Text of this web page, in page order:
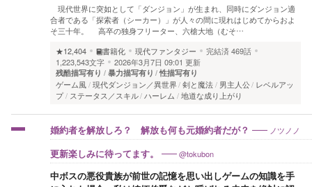
現代世界に突如として「ダンジョン」が生まれ、同時にダンジョン適
合者である「探索者（シーカー）」が人々の間に現れはじめてからおよ
そ三十年。 高卒の独身フリーター、六槍大地（むそ…
★12,404
書籍化 現代ファンタジー 完結済 469話
1,223,543文字
2026年3月7日 09:01 更新
残酷描写有り 暴力描写有り 性描写有り
ゲーム風 現代ダンジョン／異世界 剣と魔法 男主人公 レベルアッ
プ
ステータス／スキル ハーレム 地道な成り上がり
婚約者を解放しろ？ 解放も何も元婚約者だが？ ノツノノ
更新楽しみに待ってます。 @tokubon
中ボスの悪役貴族が前世の記憶を思い出しゲームの知識を手